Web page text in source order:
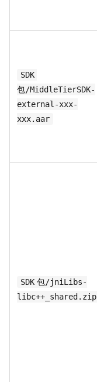
SDK
包/MiddleTierSDK-
external-xxx-
xxx.aar
SDK 包/jniLibs-
libc++_shared.zip